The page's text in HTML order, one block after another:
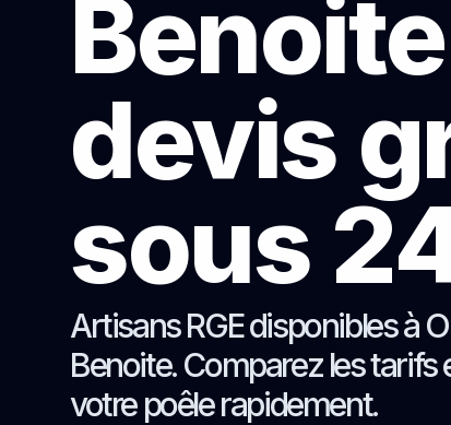
devis
sous
Artisans RGE disponibles à
Benoite. Comparez les tarifs
votre poêle rapidement.